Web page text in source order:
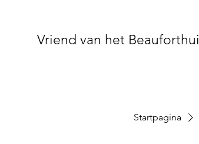
Vriend van het
Startpagina